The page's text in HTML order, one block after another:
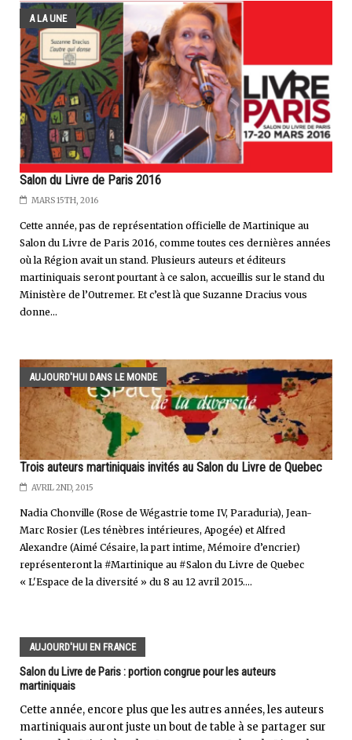
A LA UNE
Salon du Livre de Paris 2016
MARS 15TH, 2016
Cette année, pas de représentation officielle de Martinique au
Salon du Livre de Paris 2016, comme toutes ces dernières années
où la Région avait un stand. Plusieurs auteurs et éditeurs
martiniquais seront pourtant à ce salon, accueillis sur le stand du
Ministère de l’Outremer. Et c’est là que Suzanne Dracius vous
donne...
AUJOURD'HUI DANS LE MONDE
Trois auteurs martiniquais invités au Salon du Livre de Quebec
AVRIL 2ND, 2015
Nadia Chonville (Rose de Wégastrie tome IV, Paraduria), Jean-
Marc Rosier (Les ténèbres intérieures, Apogée) et Alfred
Alexandre (Aimé Césaire, la part intime, Mémoire d’encrier)
représenteront la #Martinique au #Salon du Livre de Quebec
« L'Espace de la diversité » du 8 au 12 avril 2015....
AUJOURD'HUI EN FRANCE
Salon du Livre de Paris : portion congrue pour les auteurs
martiniquais
Cette année, encore plus que les autres années, les auteurs
martiniquais auront juste un bout de table à se partager sur